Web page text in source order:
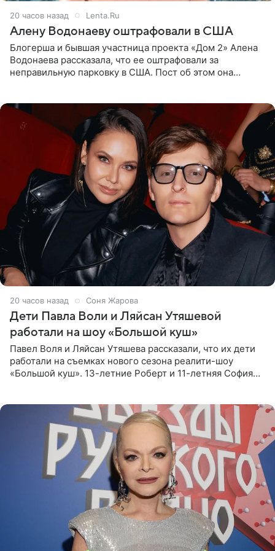
20 часов назад Lenta.Ru
Алену Водонаеву оштрафовали в США
Блогерша и бывшая участница проекта «Дом 2» Алена
Водонаева рассказала, что ее оштрафовали за
неправильную парковку в США. Пост об этом она
20 часов назад Соня Жарова
Дети Павла Воли и Ляйсан Утяшевой
работали на шоу «Большой куш»
Павел Воля и Ляйсан Утяшева рассказали, что их дети
работали на съемках нового сезона реалити-шоу
«Большой куш». 13-летние Роберт и 11-летняя София